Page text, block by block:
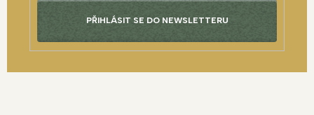
PŘIHLÁSIT SE DO NEWSLETTERU